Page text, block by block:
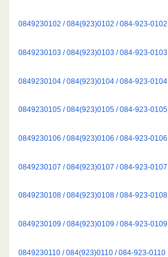
0849230102 / 084(923)0102 / 084-923-0102
0849230103 / 084(923)0103 / 084-923-0103
0849230104 / 084(923)0104 / 084-923-0104
0849230105 / 084(923)0105 / 084-923-0105
0849230106 / 084(923)0106 / 084-923-0106
0849230107 / 084(923)0107 / 084-923-0107
0849230108 / 084(923)0108 / 084-923-0108
0849230109 / 084(923)0109 / 084-923-0109
0849230110 / 084(923)0110 / 084-923-0110